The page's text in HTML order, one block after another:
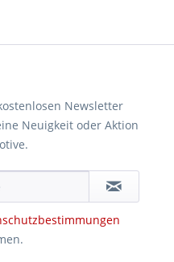
Newsletter
Neuigkeit oder Aktion